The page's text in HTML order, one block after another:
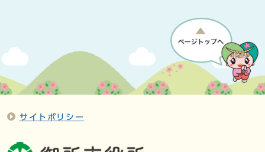
サイトポリシー